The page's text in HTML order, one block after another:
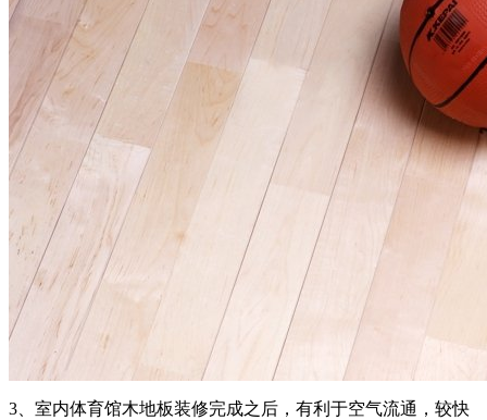
3、室内体育馆木地板装修完成之后，有利于空气流通，较快